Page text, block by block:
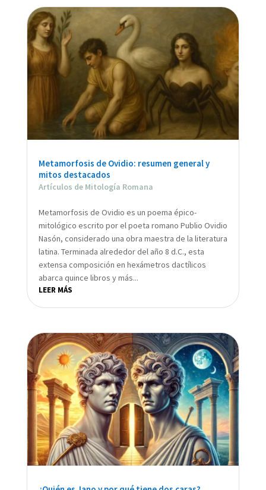
Metamorfosis de Ovidio: resumen general y
mitos destacados
Artículos de Mitología Romana
Metamorfosis de Ovidio es un poema épico-
mitológico escrito por el poeta romano Publio Ovidio
Nasón, considerado una obra maestra de la literatura
latina. Terminada alrededor del año 8 d.C., esta
extensa composición en hexámetros dactílicos
abarca quince libros y más...
LEER MÁS